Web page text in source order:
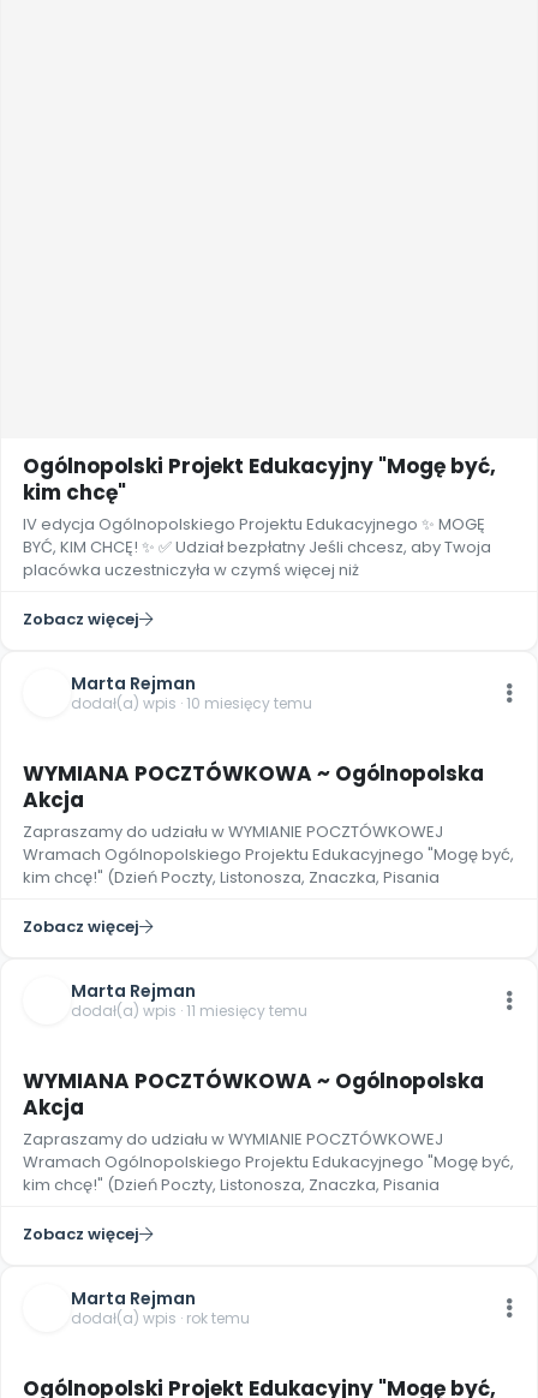
Ogólnopolski Projekt Edukacyjny "Mogę być,
kim chcę"
IV edycja Ogólnopolskiego Projektu Edukacyjnego ✨ MOGĘ
BYĆ, KIM CHCĘ! ✨ ✅️ Udział bezpłatny Jeśli chcesz, aby Twoja
placówka uczestniczyła w czymś więcej niż
Zobacz więcej
Marta Rejman
dodał(a) wpis · 10 miesięcy temu
WYMIANA POCZTÓWKOWA ~ Ogólnopolska
Akcja
Zapraszamy do udziału w WYMIANIE POCZTÓWKOWEJ
Wramach Ogólnopolskiego Projektu Edukacyjnego "Mogę być,
kim chcę!" (Dzień Poczty, Listonosza, Znaczka, Pisania
Zobacz więcej
Marta Rejman
dodał(a) wpis · 11 miesięcy temu
WYMIANA POCZTÓWKOWA ~ Ogólnopolska
Akcja
Zapraszamy do udziału w WYMIANIE POCZTÓWKOWEJ
Wramach Ogólnopolskiego Projektu Edukacyjnego "Mogę być,
kim chcę!" (Dzień Poczty, Listonosza, Znaczka, Pisania
Zobacz więcej
Marta Rejman
dodał(a) wpis · rok temu
Ogólnopolski Projekt Edukacyjny "Mogę być,